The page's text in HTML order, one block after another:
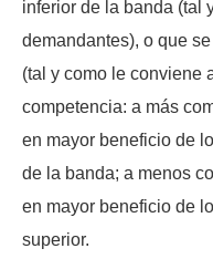
inferior de la banda (tal
demandantes), o que
(tal y como le conviene
competencia: a más
en mayor beneficio de
de la banda; a menos
en mayor beneficio de
superior.